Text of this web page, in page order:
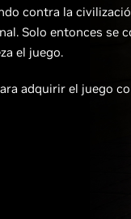
contra la
Solo entonces se
el juego.
adquirir el juego